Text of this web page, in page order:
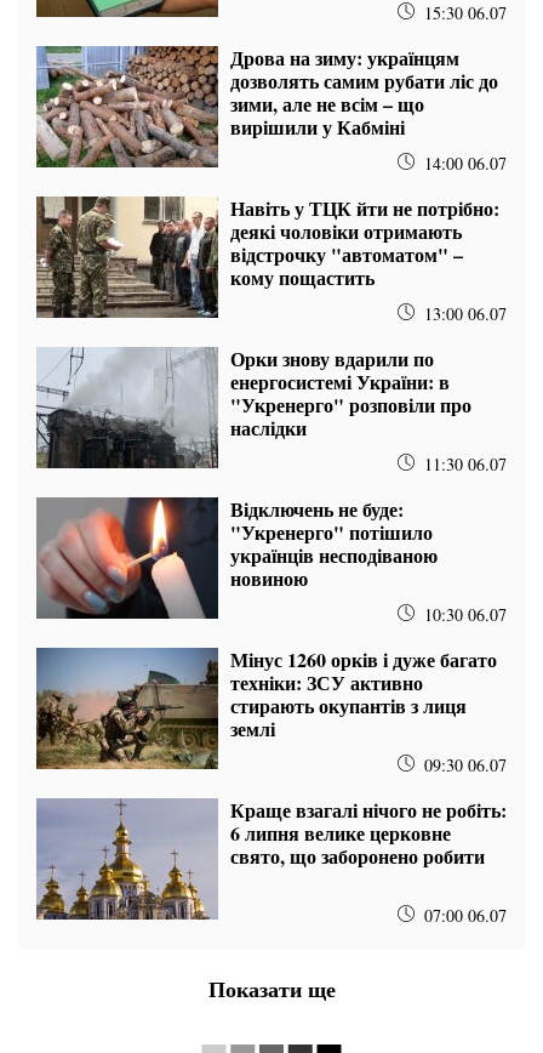
15:30 06.07
Дрова на зиму: українцям
дозволять самим рубати ліс до
зими, але не всім – що
вирішили у Кабміні
14:00 06.07
Навіть у ТЦК йти не потрібно:
деякі чоловіки отримають
відстрочку "автоматом" –
кому пощастить
13:00 06.07
Орки знову вдарили по
енергосистемі України: в
"Укренерго" розповіли про
наслідки
11:30 06.07
Відключень не буде:
"Укренерго" потішило
українців несподіваною
новиною
10:30 06.07
Мінус 1260 орків і дуже багато
техніки: ЗСУ активно
стирають окупантів з лиця
землі
09:30 06.07
Краще взагалі нічого не робіть:
6 липня велике церковне
свято, що заборонено робити
07:00 06.07
Показати ще